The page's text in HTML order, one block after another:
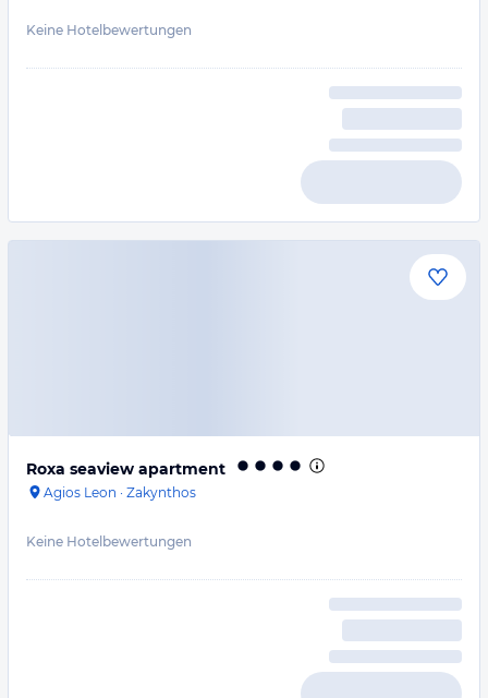
Keine Hotelbewertungen
Roxa seaview apartment
Agios Leon · Zakynthos
Keine Hotelbewertungen